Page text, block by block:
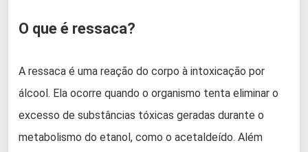
O que é ressaca?
A ressaca é uma reação do corpo à intoxicação por
álcool. Ela ocorre quando o organismo tenta eliminar o
excesso de substâncias tóxicas geradas durante o
metabolismo do etanol, como o acetaldeído. Além